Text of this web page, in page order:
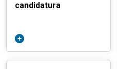
candidatura